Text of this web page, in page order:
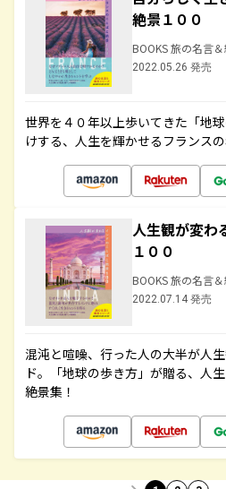
絶景１００
BOOKS 旅の名言
2022.05.26 発売
世界を４０年以上歩いてきた「地
けする、人生を輝かせるフランス
人生観が変わ
１００
BOOKS 旅の名言
2022.07.14 発売
混沌と喧噪、行った人の大半が人
ド。「地球の歩き方」が贈る、人
絶景集！